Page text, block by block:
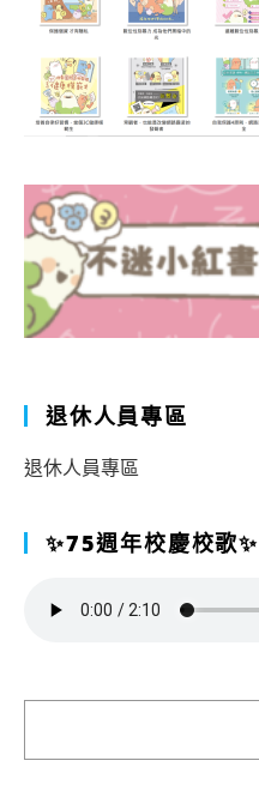
退休人員專區
退休人員專區
✨75週年校慶校歌✨